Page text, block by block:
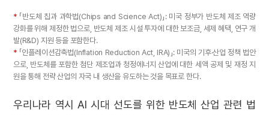
* 「반도체 칩과 과학법(Chips and Science Act)」: 미국 정부가 반도체 제조 역량
강화를 위해 제정한 법으로, 반도체 제조 시설 투자에 대한 보조금, 세제 혜택, 연구 개
발(R&D) 지원 등을 포함한다.
* 「인플레이션감축법(Inflation Reduction Act, IRA)」: 미국의 기후·산업 정책 법안
으로, 반도체를 포함한 첨단 제조업과 청정에너지 산업에 대한 세액 공제 및 재정 지
원을 통해 전략 산업의 자국 내 생산을 유도하는 것을 목표로 한다.
우리나라 역시 AI시대 선도를 위한 반도체 산업 관련 법